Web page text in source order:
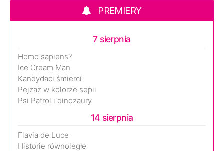
PREMIERY
7 sierpnia
Homo sapiens?
Ice Cream Man
Kandydaci śmierci
Pejzaż w kolorze sepii
Psi Patrol i dinozaury
14 sierpnia
Flavia de Luce
Historie równoległe